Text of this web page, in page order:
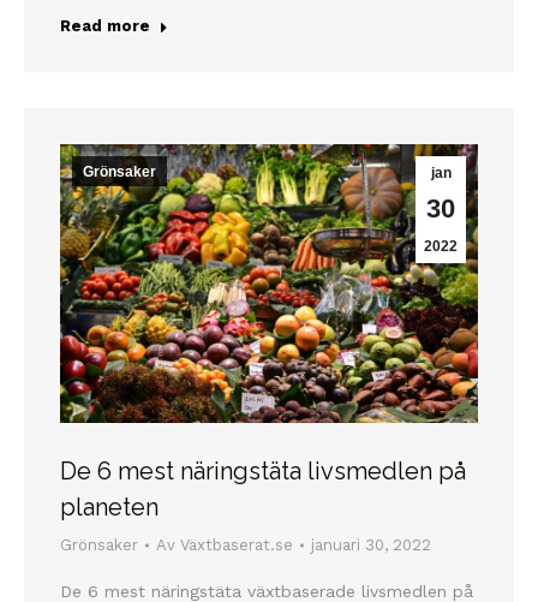
Read more
jan
30
2022
Grönsaker
De 6 mest näringstäta livsmedlen på
planeten
Grönsaker Av Växtbaserat.se januari 30, 2022
De 6 mest näringstäta växtbaserade livsmedlen på